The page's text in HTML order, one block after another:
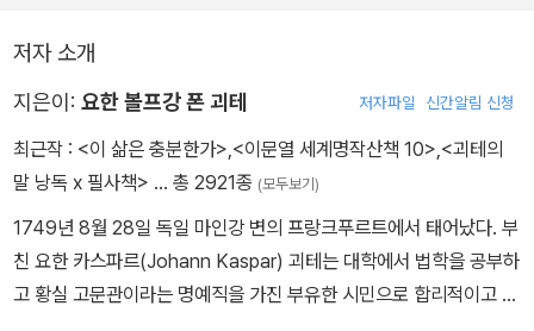
저자 소개
지은이: 요한 볼프강 폰 괴테 저자파일 신간알림 신청
최근작 : <이 삶은 충분한가>,<이문열 세계명작산책 10>,<괴테의
말 낭독 x 필사책> … 총 2921종 (모두보기)
1749년 8월 28일 독일 마인강 변의 프랑크푸르트에서 태어났다. 부
친 요한 카스파르(Johann Kaspar) 괴테는 대학에서 법학을 공부하
고 황실 고문관이라는 명예직을 가진 부유한 시민으로 합리적이고 이